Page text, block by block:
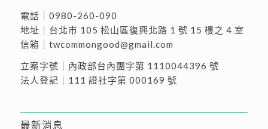
電話｜ 0980-260-090
地址｜ 台北市 105 松山區復興北路 1 號 15 樓之 4 室
信箱｜ twcommongood@gmail.com
立案字號｜內政部台內團字第 1110044396 號
法人登記｜111 證社字第 000169 號
最新消息